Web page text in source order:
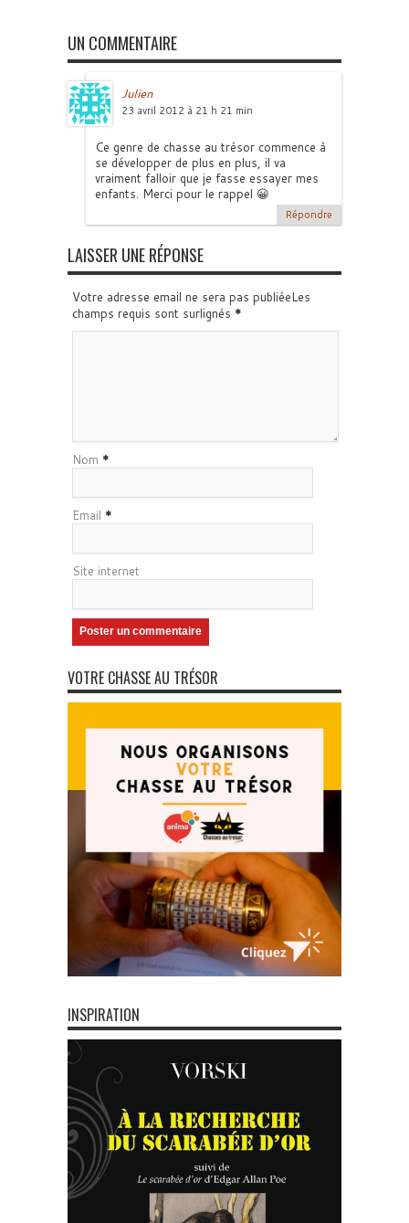
UN COMMENTAIRE
Julien
23 avril 2012 à 21 h 21 min
Ce genre de chasse au trésor commence à
se développer de plus en plus, il va
vraiment falloir que je fasse essayer mes
enfants. Merci pour le rappel 😀
Répondre
LAISSER UNE RÉPONSE
Votre adresse email ne sera pas publiéeLes
champs requis sont surlignés *
Nom *
Email *
Site internet
VOTRE CHASSE AU TRÉSOR
INSPIRATION